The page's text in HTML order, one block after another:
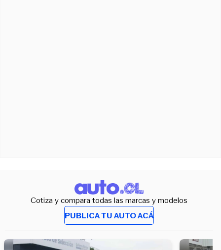
Cotiza y compara todas las marcas y modelos
PUBLICA TU AUTO ACÁ